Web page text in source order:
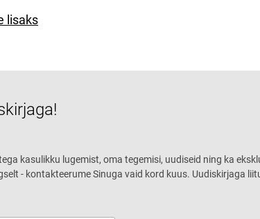
lisaks
kasulikku lugemist, oma tegemisi, uudiseid ning ka
- kontakteerume Sinuga vaid kord kuus. Uudiskirjaga